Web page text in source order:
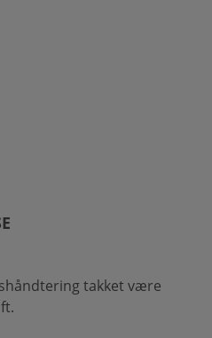
takket være